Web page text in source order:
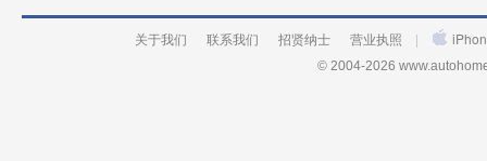
关于我们 联系我们 招贤纳士 营业执照 |
© 2004-2026